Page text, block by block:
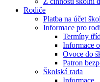
Rodiče
Platba na účet
Informace pro
Termíny
Informace
Ovoce do
Patron
Školská rada
Informace